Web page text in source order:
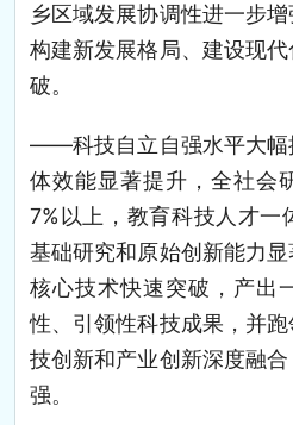
乡区域发展协调性进一步增
构建新发展格局、建设现
破。
——科技自立自强水平大幅
体效能显著提升，全社会
7%以上，教育科技人才一
基础研究和原始创新能力
核心技术快速突破，产出
性、引领性科技成果，并
技创新和产业创新深度融
强。